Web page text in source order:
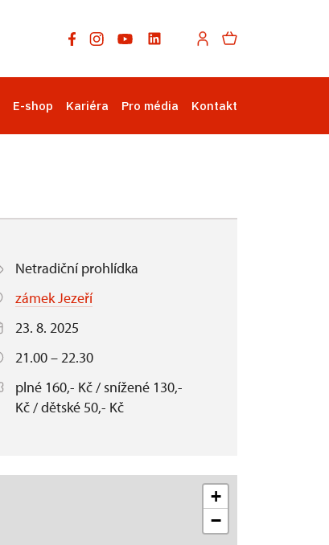
E-shop Kariéra Pro média Kontakt
Netradiční prohlídka
zámek Jezeří
23. 8. 2025
21.00 – 22.30
plné 160,- Kč / snížené 130,-
Kč / dětské 50,- Kč
+
−